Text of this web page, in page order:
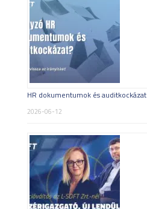
HR dokumentumok és auditkockázat
2026-06-12